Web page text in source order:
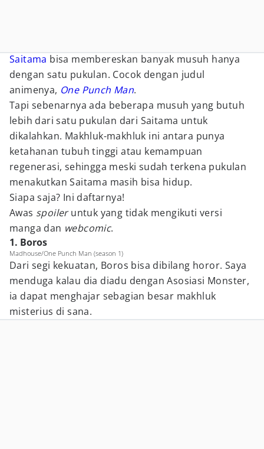
Saitama bisa membereskan banyak musuh hanya
dengan satu pukulan. Cocok dengan judul
animenya, One Punch Man.
Tapi sebenarnya ada beberapa musuh yang butuh
lebih dari satu pukulan dari Saitama untuk
dikalahkan. Makhluk-makhluk ini antara punya
ketahanan tubuh tinggi atau kemampuan
regenerasi, sehingga meski sudah terkena pukulan
menakutkan Saitama masih bisa hidup.
Siapa saja? Ini daftarnya!
Awas spoileruntuk yang tidak mengikuti versi
manga dan webcomic.
1. Boros
Madhouse/One Punch Man (season 1)
Dari segi kekuatan, Boros bisa dibilang horor. Saya
menduga kalau dia diadu dengan Asosiasi Monster,
ia dapat menghajar sebagian besar makhluk
misterius di sana.